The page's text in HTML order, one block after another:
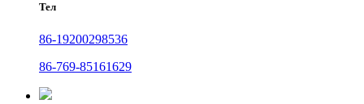
Тел
86-19200298536
86-769-85161629